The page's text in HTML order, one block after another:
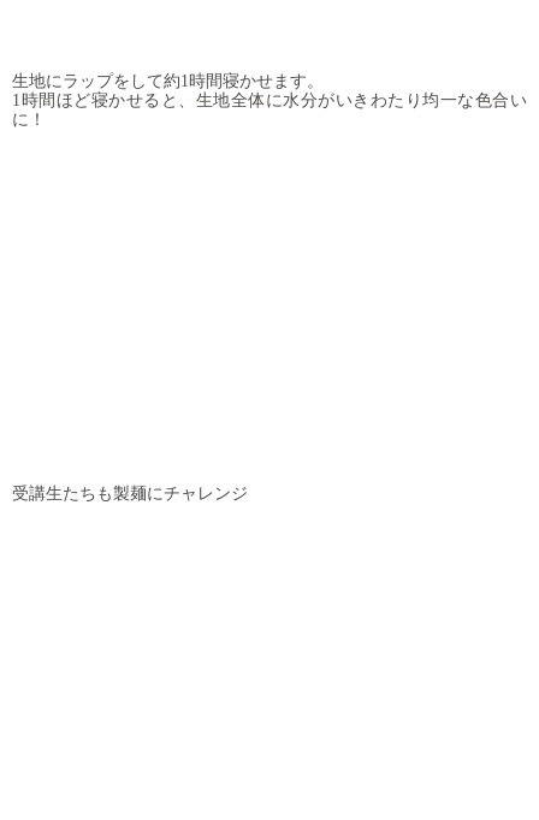
生地にラップをして約1時間寝かせます。
1時間ほど寝かせると、生地全体に水分がいきわたり均一な色合い
に！
受講生たちも製麺にチャレンジ